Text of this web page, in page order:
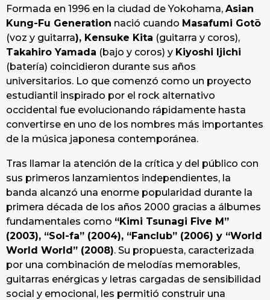
Formada en 1996 en la ciudad de Yokohama, Asian
Kung-Fu Generation nació cuando Masafumi Gotō
(voz y guitarra), Kensuke Kita (guitarra y coros),
Takahiro Yamada (bajo y coros) y Kiyoshi Ijichi
(batería) coincidieron durante sus años
universitarios. Lo que comenzó como un proyecto
estudiantil inspirado por el rock alternativo
occidental fue evolucionando rápidamente hasta
convertirse en uno de los nombres más importantes
de la música japonesa contemporánea.
Tras llamar la atención de la crítica y del público con
sus primeros lanzamientos independientes, la
banda alcanzó una enorme popularidad durante la
primera década de los años 2000 gracias a álbumes
fundamentales como “Kimi Tsunagi Five M”
(2003), “Sol-fa” (2004), “Fanclub” (2006) y “World
World World” (2008). Su propuesta, caracterizada
por una combinación de melodías memorables,
guitarras enérgicas y letras cargadas de sensibilidad
social y emocional, les permitió construir una